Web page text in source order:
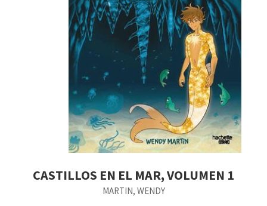
CASTILLOS EN EL MAR, VOLUMEN 1
MARTIN, WENDY